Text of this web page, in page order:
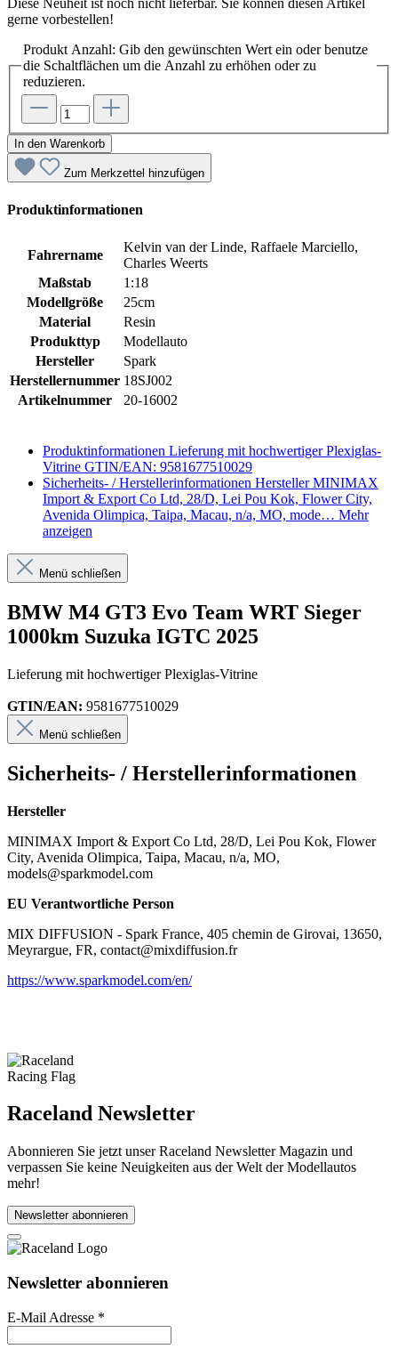
gerne vorbestellen!
Produkt Anzahl: Gib den gewünschten Wert ein oder benutze
die Schaltflächen um die Anzahl zu erhöhen oder zu
reduzieren.
In den Warenkorb
Zum Merkzettel hinzufügen
Produktinformationen
Fahrername
Kelvin van der Linde, Raffaele Marciello,
Charles Weerts
Maßstab
1:18
Modellgröße
25cm
Material
Resin
Produkttyp
Modellauto
Hersteller
Spark
Herstellernummer 18SJ002
Artikelnummer
20-16002
Produktinformationen Lieferung mit hochwertiger Plexiglas-
Vitrine GTIN/EAN: 9581677510029
Sicherheits- / Herstellerinformationen Hersteller MINIMAX
Import & Export Co Ltd, 28/D, Lei Pou Kok, Flower City,
Avenida Olimpica, Taipa, Macau, n/a, MO, mode… Mehr
anzeigen
Menü schließen
BMW M4 GT3 Evo Team WRT Sieger
1000km Suzuka IGTC 2025
Lieferung mit hochwertiger Plexiglas-Vitrine
GTIN/EAN: 9581677510029
Menü schließen
Sicherheits- / Herstellerinformationen
Hersteller
MINIMAX Import & Export Co Ltd, 28/D, Lei Pou Kok, Flower
City, Avenida Olimpica, Taipa, Macau, n/a, MO,
models@sparkmodel.com
EU Verantwortliche Person
MIX DIFFUSION - Spark France, 405 chemin de Girovai, 13650,
Meyrargue, FR, contact@mixdiffusion.fr
https://www.sparkmodel.com/en/
Raceland Newsletter
Abonnieren Sie jetzt unser Raceland Newsletter Magazin und
verpassen Sie keine Neuigkeiten aus der Welt der Modellautos
mehr!
Newsletter abonnieren
Newsletter abonnieren
E-Mail Adresse *